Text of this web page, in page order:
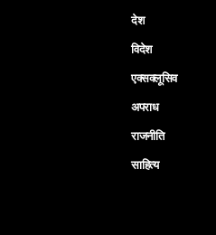
देश
विदेश
एक्सक्लूसिव
अपराध
राजनीति
साहित्य